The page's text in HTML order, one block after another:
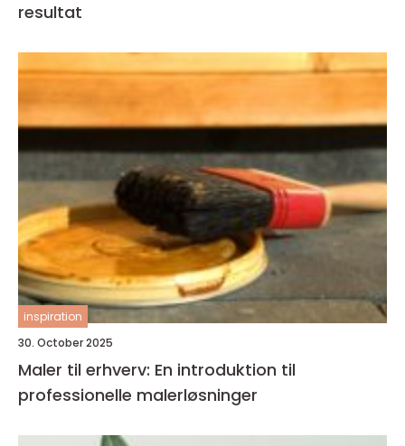
resultat
inspiration
30. October 2025
Maler til erhverv: En introduktion til
professionelle malerløsninger